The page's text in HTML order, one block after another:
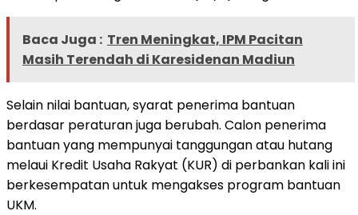
Baca Juga : Tren Meningkat, IPM Pacitan
Masih Terendah di Karesidenan Madiun
Selain nilai bantuan, syarat penerima bantuan
berdasar peraturan juga berubah. Calon penerima
bantuan yang mempunyai tanggungan atau hutang
melaui Kredit Usaha Rakyat (KUR) di perbankan kali ini
berkesempatan untuk mengakses program bantuan
UKM.